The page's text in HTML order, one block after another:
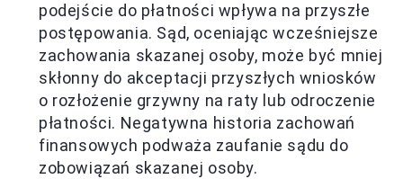
podejście do płatności wpływa na przyszłe
postępowania. Sąd, oceniając wcześniejsze
zachowania skazanej osoby, może być mniej
skłonny do akceptacji przyszłych wniosków
o rozłożenie grzywny na raty lub odroczenie
płatności. Negatywna historia zachowań
finansowych podważa zaufanie sądu do
zobowiązań skazanej osoby.